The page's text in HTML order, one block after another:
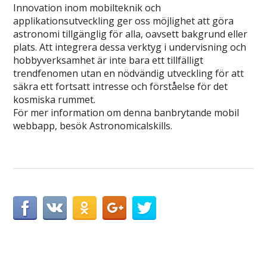
Innovation inom mobilteknik och
applikationsutveckling ger oss möjlighet att göra
astronomi tillgänglig för alla, oavsett bakgrund eller
plats. Att integrera dessa verktyg i undervisning och
hobbyverksamhet är inte bara ett tillfälligt
trendfenomen utan en nödvändig utveckling för att
säkra ett fortsatt intresse och förståelse för det
kosmiska rummet.
För mer information om denna banbrytande mobil
webbapp, besök Astronomicalskills.